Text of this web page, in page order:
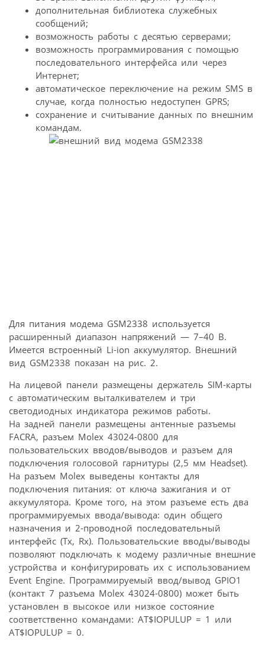
дополнительная библиотека служебных
сообщений;
возможность работы с десятью серверами;
возможность программирования с помощью
последовательного интерфейса или через
Интернет;
автоматическое переключение на режим SMS в
случае, когда полностью недоступен GPRS;
сохранение и считывание данных по внешним
командам.
Для питания модема GSM2338 используется
расширенный диапазон напряжений — 7–40 В.
Имеется встроенный Li-ion аккумулятор. Внешний
вид GSM2338 показан на рис. 2.
На лицевой панели размещены держатель SIM-карты
с автоматическим выталкивателем и три
светодиодных индикатора режимов работы.
На задней панели размещены антенные разъемы
FACRA, разъем Molex 43024-0800 для
пользовательских вводов/выводов и разъем для
подключения голосовой гарнитуры (2,5 мм Headset).
На разъем Molex выведены контакты для
подключения питания: от ключа зажигания и от
аккумулятора. Кроме того, на этом разъеме есть два
программируемых ввода/вывода: один общего
назначения и 2-проводной последовательный
интерфейс (Tx, Rx). Пользовательские вводы/выводы
позволяют подключать к модему различные внешние
устройства и конфигурировать их с использованием
Event Engine. Программируемый ввод/вывод GPIO1
(контакт 7 разъема Molex 43024-0800) может быть
установлен в высокое или низкое состояние
соответственно командами: AT$IOPULUP = 1 или
AT$IOPULUP = 0.